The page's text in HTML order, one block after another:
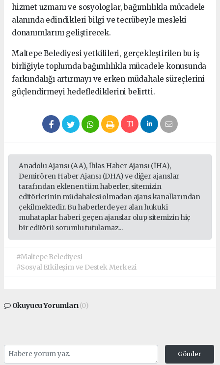
hizmet uzmanı ve sosyologlar, bağımlılıkla mücadele
alanında edindikleri bilgi ve tecrübeyle mesleki
donanımlarını geliştirecek.
Maltepe Belediyesi yetkilileri, gerçekleştirilen bu iş
birliğiyle toplumda bağımlılıkla mücadele konusunda
farkındalığı artırmayı ve erken müdahale süreçlerini
güçlendirmeyi hedeflediklerini belirtti.
Anadolu Ajansı (AA), İhlas Haber Ajansı (İHA),
Demirören Haber Ajansı (DHA) ve diğer ajanslar
tarafından eklenen tüm haberler, sitemizin
editörlerinin müdahalesi olmadan ajans kanallarından
çekilmektedir. Bu haberlerde yer alan hukuki
muhataplar haberi geçen ajanslar olup sitemizin hiç
bir editörü sorumlu tutulamaz...
#Maltepe Belediyesi
#Sosyal Etkileşim ve Destek Merkezi
Okuyucu Yorumları(0)
Gönder